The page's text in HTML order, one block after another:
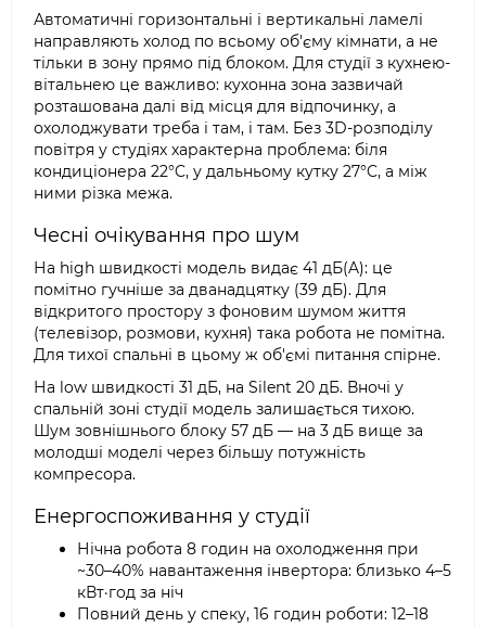
Автоматичні горизонтальні і вертикальні ламелі
направляють холод по всьому об'єму кімнати, а не
тільки в зону прямо під блоком. Для студії з кухнею-
вітальнею це важливо: кухонна зона зазвичай
розташована далі від місця для відпочинку, а
охолоджувати треба і там, і там. Без 3D-розподілу
повітря у студіях характерна проблема: біля
кондиціонера 22°C, у дальньому кутку 27°C, а між
ними різка межа.
Чесні очікування про шум
На high швидкості модель видає 41 дБ(A): це
помітно гучніше за дванадцятку (39 дБ). Для
відкритого простору з фоновим шумом життя
(телевізор, розмови, кухня) така робота не помітна.
Для тихої спальні в цьому ж об'ємі питання спірне.
На low швидкості 31 дБ, на Silent 20 дБ. Вночі у
спальній зоні студії модель залишається тихою.
Шум зовнішнього блоку 57 дБ — на 3 дБ вище за
молодші моделі через більшу потужність
компресора.
Енергоспоживання у студії
Нічна робота 8 годин на охолодження при
~30–40% навантаження інвертора: близько 4–5
кВт·год за ніч
Повний день у спеку, 16 годин роботи: 12–18